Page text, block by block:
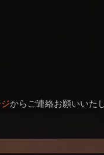
からご連絡お願いいた